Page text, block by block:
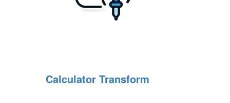
Calculator Transform